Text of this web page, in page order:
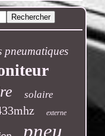
pneumatiques
solaire
externe
pneu